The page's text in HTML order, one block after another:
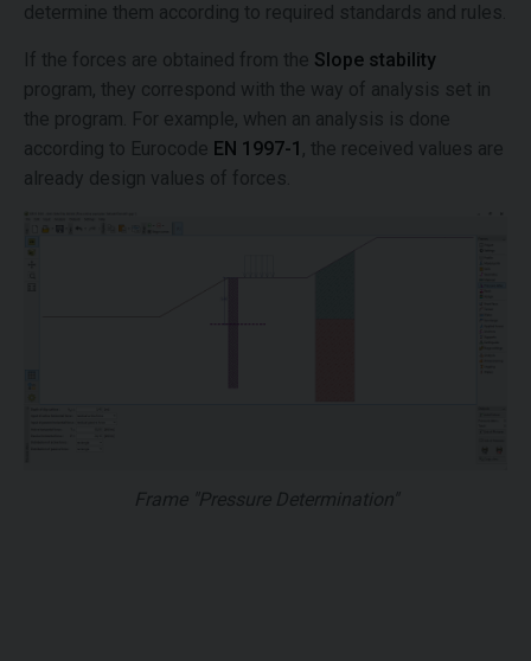
determine them according to required standards and rules.
If the forces are obtained from the Slope stability
program, they correspond with the way of analysis set in
the program. For example, when an analysis is done
according to Eurocode EN 1997-1 , the received values are
already design values of forces.
Frame "Pressure Determination"